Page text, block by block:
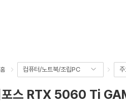
홈 컴퓨터/노트북/조립PC
스 RTX 5060 Ti